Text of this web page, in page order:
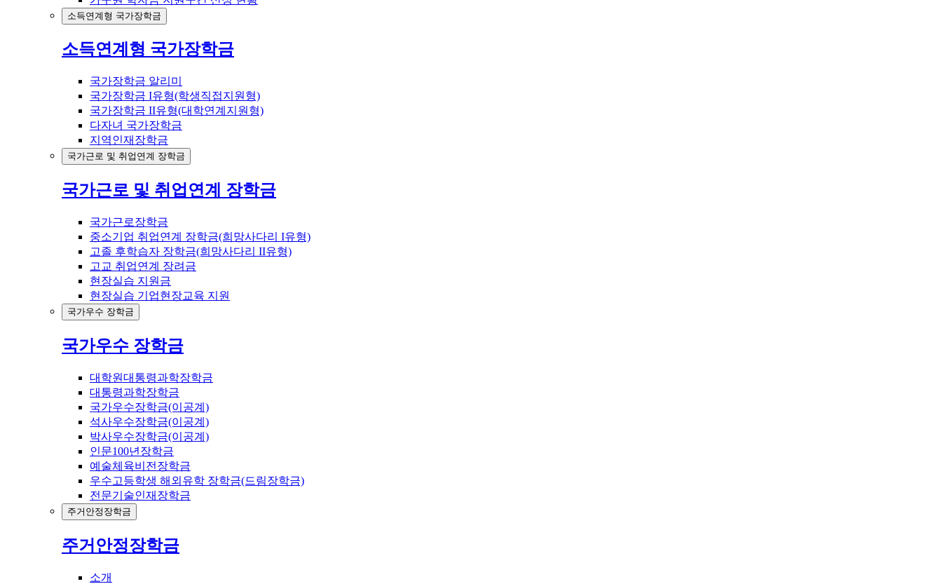
소득연계형 국가장학금
소득연계형 국가장학금
국가장학금 알리미
국가장학금 I유형(학생직접지원형)
국가장학금 II유형(대학연계지원형)
다자녀 국가장학금
지역인재장학금
국가근로 및 취업연계 장학금
국가근로 및 취업연계 장학금
국가근로장학금
중소기업 취업연계 장학금(희망사다리 I유형)
고졸 후학습자 장학금(희망사다리 II유형)
고교 취업연계 장려금
현장실습 지원금
현장실습 기업현장교육 지원
국가우수 장학금
국가우수 장학금
대학원대통령과학장학금
대통령과학장학금
국가우수장학금(이공계)
석사우수장학금(이공계)
박사우수장학금(이공계)
인문100년장학금
예술체육비전장학금
우수고등학생 해외유학 장학금(드림장학금)
전문기술인재장학금
주거안정장학금
주거안정장학금
소개